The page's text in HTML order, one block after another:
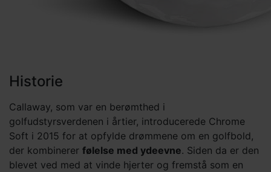
Historie
Callaway, som var en berømthed i
golfudstyrsverdenen i årtier, introducerede Chrome
Soft i 2015 for at opfylde drømmene om en golfbold,
der kombinerer følelse med ydeevne. Siden da er den
blevet ved med at vinde hjerter og fremstå som en